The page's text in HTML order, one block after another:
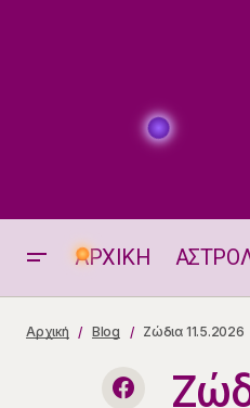
ΑΡΧΙΚΗ
Εβδομαδιαίες προβλέψεις 11.5-
17.5.2026
Αρχική Blog Ζώδια 11.5.2026